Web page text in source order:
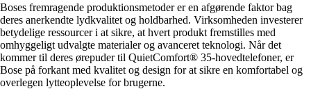
Boses fremragende produktionsmetoder er en afgørende faktor bag
deres anerkendte lydkvalitet og holdbarhed. Virksomheden investerer
betydelige ressourcer i at sikre, at hvert produkt fremstilles med
omhyggeligt udvalgte materialer og avanceret teknologi. Når det
kommer til deres ørepuder til QuietComfort® 35-hovedtelefoner, er
Bose på forkant med kvalitet og design for at sikre en komfortabel og
overlegen lytteoplevelse for brugerne.